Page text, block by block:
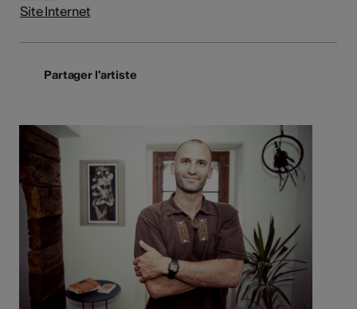
Site Internet
Partager l'artiste